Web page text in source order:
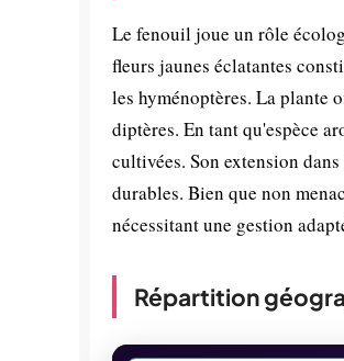
Le fenouil joue un rôle
fleurs jaunes éclatantes
les hyménoptères. La plante
diptères. En tant qu'espèce
cultivées. Son extension
durables. Bien que non
nécessitant une gestion
Répartition